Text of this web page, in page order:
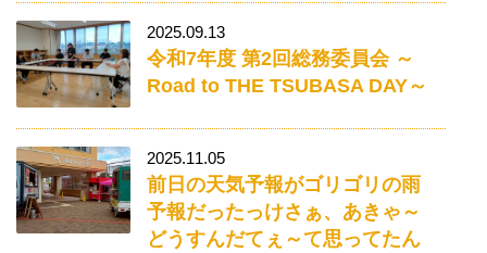
2025.09.13
令和7年度 第2回総務委員会 ～
Road to THE TSUBASA DAY～
2025.11.05
前日の天気予報がゴリゴリの雨
予報だったっけさぁ、あきゃ～
どうすんだてぇ～て思ってたん